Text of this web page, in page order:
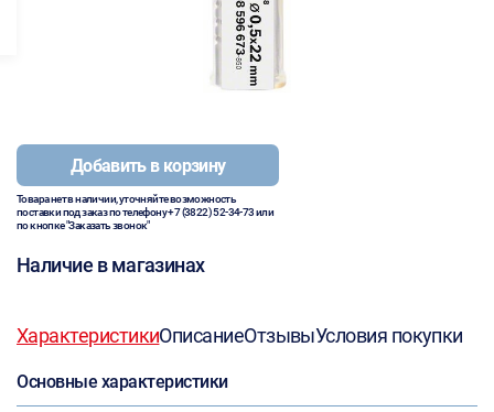
Добавить в корзину
Товара нет в наличии, уточняйте возможность
поставки под заказ по телефону+7 (3822) 52-34-73или
по кнопке "Заказать звонок"
Наличие в магазинах
ХарактеристикиОписаниеОтзывыУсловия покупки
Основные характеристики